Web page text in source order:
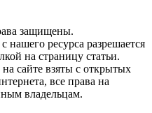
защищены.
нашего ресурса разрешается
на страницу статьи.
сайте взяты с открытых
все права на
владельцам.